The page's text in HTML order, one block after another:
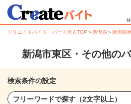
クリエイトバイト・パート求人TOP ＞新潟県＞新潟県
新潟市東区・その他の
検索条件の設定